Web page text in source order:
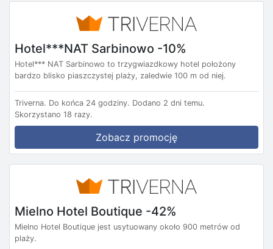
Hotel***NAT Sarbinowo -10%
Hotel*** NAT Sarbinowo to trzygwiazdkowy hotel położony
bardzo blisko piaszczystej plaży, zaledwie 100 m od niej.
Triverna. Do końca 24 godziny. Dodano 2 dni temu.
Skorzystano 18 razy.
Zobacz promocję
Mielno Hotel Boutique -42%
Mielno Hotel Boutique jest usytuowany około 900 metrów od
plaży.